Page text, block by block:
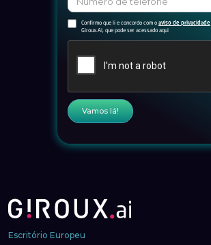
Confirmo que li e concordo com o aviso de privacidade
Giroux.Ai, que pode ser acessado aqui
Escritório Europeu